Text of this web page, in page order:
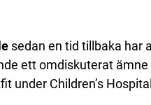
sedan en tid tillbaka har
ett omdiskuterat
under Children’s